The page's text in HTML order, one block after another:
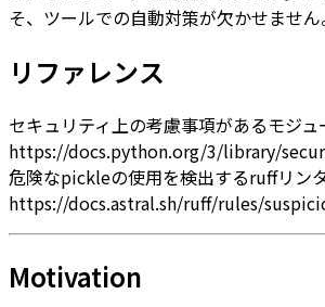
そ、ツールでの自動対策が欠かせません
リファレンス
セキュリティ上の考慮事項があるモジ
https://docs.python.org/3/library/
危険なpickleの使用を検出するruffリン
https://docs.astral.sh/ruff/rules/
Motivation